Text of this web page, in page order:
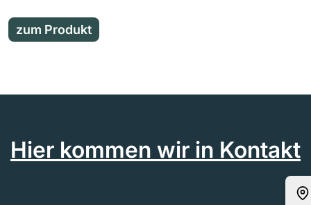
zum Produkt
Hier kommen wir in Kontakt